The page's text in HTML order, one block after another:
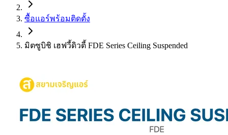
ซื้อแอร์พร้อมติดตั้ง
มิตซูบิชิ เฮฟวี้ดิวตี้ FDE Series Ceiling Suspended